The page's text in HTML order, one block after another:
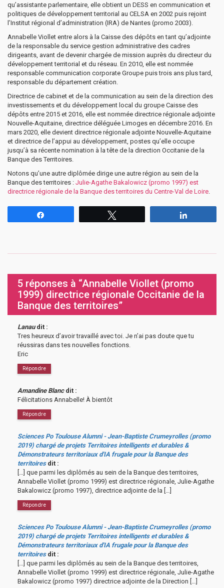
qu’assistante parlementaire, elle obtient un DESS en communication et
politiques de développement territorial au CELSA en 2002 puis rejoint
l’Institut régional d’administration (IRA) de Nantes (promo 2003).
Annabelle Viollet entre alors à la Caisse des dépôts en tant qu’adjointe
de la responsable du service gestion administrative des cadres
dirigeants, avant de devenir chargée de mission auprès du directeur du
développement territorial et du réseau. En 2010, elle est nommée
responsable communication corporate Groupe puis trois ans plus tard,
responsable du département création.
Directrice de cabinet et de la communication au sein de la direction des
investissements et du développement local du groupe Caisse des
dépôts entre 2015 et 2016, elle est nommée directrice régionale adjointe
Nouvelle-Aquitaine, directrice déléguée Limoges en décembre 2016. En
mars 2020, elle devient directrice régionale adjointe Nouvelle-Aquitaine
et directrice de l’appui au développement, postes qu’elle occupe
jusqu’à sa récente nomination à la tête de la direction Occitanie de la
Banque des Territoires.
Notons qu’une autre diplômée dirige une autre région au sein de la
Banque des territoires : Julie-Agathe Bakalowicz (promo 1997) est
directrice régionale de la Banque des territoires du Centre-Val de Loire
5 réponses à “Annabelle Viollet (promo
1999) directrice régionale Occitanie de la
Banque des territoires”
Lanau dit :
Tres heureux d’avoir travaillé avec toi. Je n’ai pas doute que tu
réussiras dans tes nouvelles fonctions.
Eric
Répondre
Amandine Blanc dit :
Félicitations Annabelle! À bientôt
Répondre
Sciences Po Toulouse Alumni - Jean-Baptiste Crumeyrolles (promo
2019) chargé de projets Territoires intelligents et durables &
Démonstrateurs territoriaux d'IA frugale pour la Banque des
territoires dit :
[…] que parmi les diplômés au sein de la Banque des territoires,
Annabelle Viollet (promo 1999) est directrice régionale, Julie-Agathe
Bakalowicz (promo 1997), directrice adjointe de la […]
Répondre
Sciences Po Toulouse Alumni - Jean-Baptiste Crumeyrolles (promo
2019) chargé de projets Territoires intelligents et durables &
Démonstrateurs territoriaux d'IA frugale pour la Banque des
territoires dit :
[…] que parmi les diplômés au sein de la Banque des territoires,
Annabelle Viollet (promo 1999) est directrice régionale, Julie-Agathe
Bakalowicz (promo 1997) directrice adjointe de la Direction […]